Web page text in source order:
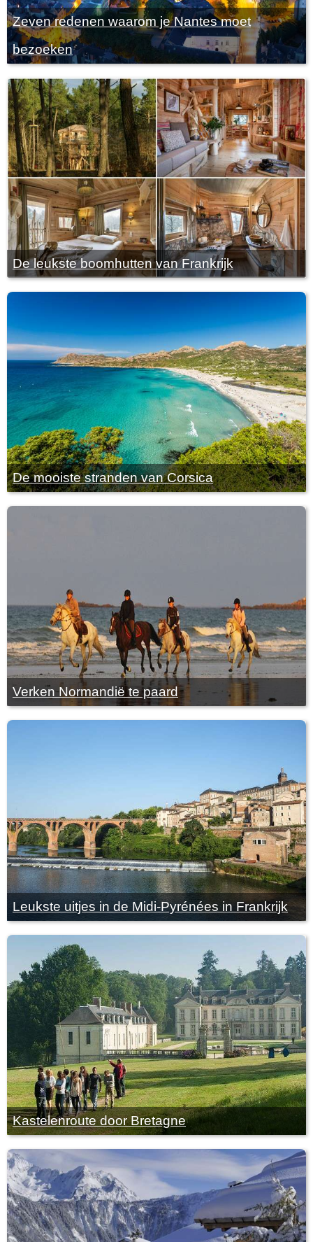
Zeven redenen waarom je Nantes moet
bezoeken
De leukste boomhutten van Frankrijk
De mooiste stranden van Corsica
Verken Normandië te paard
Leukste uitjes in de Midi-Pyrénées in Frankrijk
Kastelenroute door Bretagne